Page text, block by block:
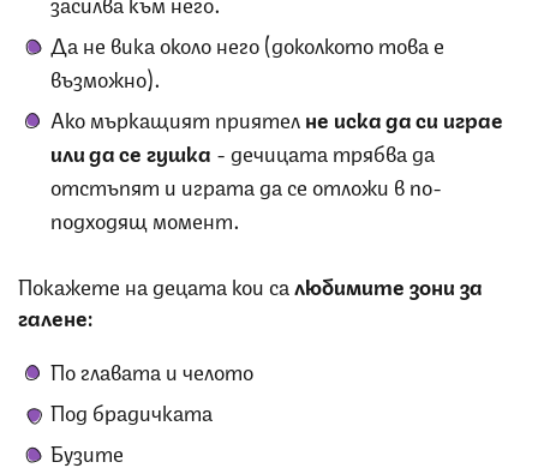
Да не вика около него (доколкото това е
възможно).
Ако мъркащият приятелне иска да си играе
или да се гушка - дечицата трябва да
отстъпят и играта да се отложи в по-
подходящ момент.
Покажете на децата кои са любимите зони за
галене:
По главата и челото
Под брадичката
Бузите